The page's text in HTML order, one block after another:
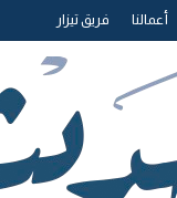
أعمالنا فريق تيزار